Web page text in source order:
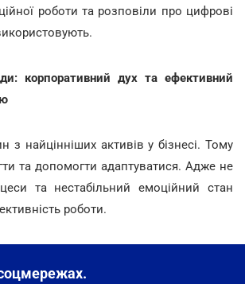
роботи та розповіли про цифрові
корпоративний дух та ефективний
з найцінніших активів у бізнесі. Тому
та допомогти адаптуватися. Адже не
та нестабільний емоційний стан
роботи.